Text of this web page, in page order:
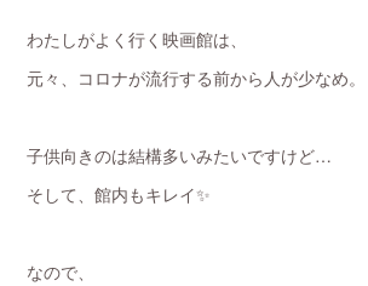
わたしがよく行く映画館は、
元々、コロナが流行する前から人が少なめ。
子供向きのは結構多いみたいですけど…
そして、館内もキレイ✨
なので、